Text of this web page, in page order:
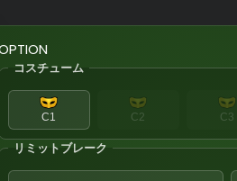
コスチューム
C1 C2 C3
リミットブレーク